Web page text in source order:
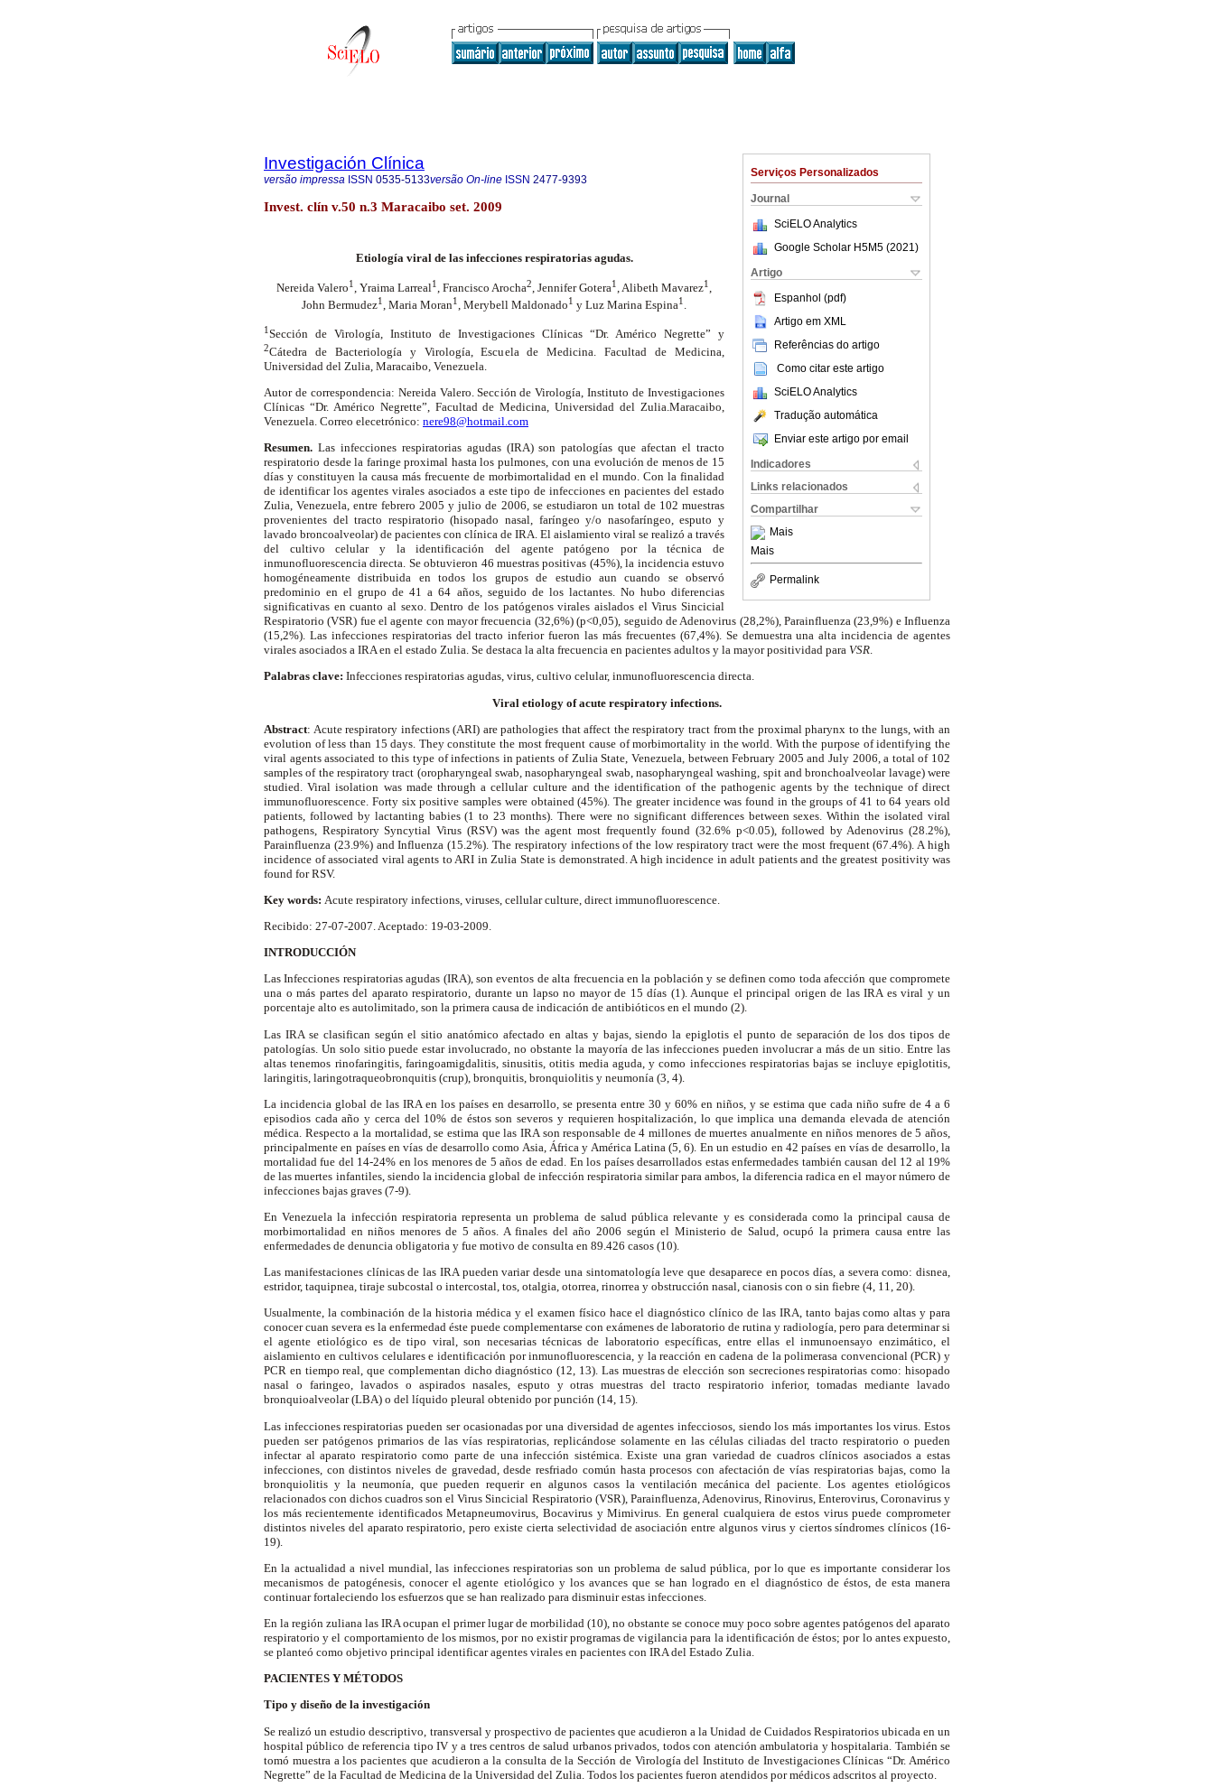
Serviços Personalizados
Journal
SciELO Analytics
Google Scholar H5M5 (2021 )
Artigo
Espanhol (pdf)
Artigo em XML
Referências do artigo
Como citar este artigo
SciELO Analytics
Tradução automática
Enviar este artigo por email
Indicadores
Links relacionados
Compartilhar
Mais
Mais
Permalink
Investigación Clínica
versão impressa ISSN 0535-5133versão On-line ISSN 2477-9393
Invest. clín v.50 n.3 Maracaibo set. 2009
Etiología viral de las infecciones respiratorias agudas.
Nereida Valero1 , Yraima Larreal1 , Francisco Arocha2 , Jennifer Gotera1 , Alibeth Mavarez1
John Bermudez1 , Maria Moran1 , Merybell Maldonado1 y Luz Marina Espina1
1Sección de Virología, Instituto de Investigaciones Clínicas “Dr. Américo Negrette” y
2Cátedra de Bacteriología y Virología, Escuela de Medicina. Facultad de Medicina,
Universidad del Zulia, Maracaibo, Venezuela.
Autor de correspondencia: Nereida Valero. Sección de Virología, Instituto de Investigaciones
Clínicas “Dr. Américo Negrette”, Facultad de Medicina, Universidad del Zulia.Maracaibo,
Venezuela. Correo elecetrónico: nere98@hotmail.com
Resumen. Las infecciones respiratorias agudas (IRA) son patologías que afectan el tracto
respiratorio desde la faringe proximal hasta los pulmones, con una evolución de menos de 15
días y constituyen la causa más frecuente de morbimortalidad en el mundo. Con la finalidad
de identificar los agentes virales asociados a este tipo de infecciones en pacientes del estado
Zulia, Venezuela, entre febrero 2005 y julio de 2006, se estudiaron un total de 102 muestras
provenientes del tracto respiratorio (hisopado nasal, faríngeo y/o nasofaríngeo, esputo y
lavado broncoalveolar) de pacientes con clínica de IRA. El aislamiento viral se realizó a través
del cultivo celular y la identificación del agente patógeno por la técnica de
inmunofluorescencia directa. Se obtuvieron 46 muestras positivas (45%), la incidencia estuvo
homogéneamente distribuida en todos los grupos de estudio aun cuando se observó
predominio en el grupo de 41 a 64 años, seguido de los lactantes. No hubo diferencias
significativas en cuanto al sexo. Dentro de los patógenos virales aislados el Virus Sincicial
Respiratorio (VSR) fue el agente con mayor frecuencia (32,6%) (p<0,05), seguido de Adenovirus (28,2%), Parainfluenza (23,9%) e Influenza
(15,2%). Las infecciones respiratorias del tracto inferior fueron las más frecuentes (67,4%). Se demuestra una alta incidencia de agentes
virales asociados a IRA en el estado Zulia. Se destaca la alta frecuencia en pacientes adultos y la mayor positividad para VSR.
Palabras clave: Infecciones respiratorias agudas, virus, cultivo celular, inmunofluorescencia directa.
Viral etiology of acute respiratory infections.
Abstract: Acute respiratory infections (ARI) are pathologies that affect the respiratory tract from the proximal pharynx to the lungs, with an
evolution of less than 15 days. They constitute the most frequent cause of morbimortality in the world. With the purpose of identifying the
viral agents associated to this type of infections in patients of Zulia State, Venezuela, between February 2005 and July 2006, a total of 102
samples of the respiratory tract (oropharyngeal swab, nasopharyngeal swab, nasopharyngeal washing, spit and bronchoalveolar lavage) were
studied. Viral isolation was made through a cellular culture and the identification of the pathogenic agents by the technique of direct
immunofluorescence. Forty six positive samples were obtained (45%). The greater incidence was found in the groups of 41 to 64 years old
patients, followed by lactanting babies (1 to 23 months). There were no significant differences between sexes. Within the isolated viral
pathogens, Respiratory Syncytial Virus (RSV) was the agent most frequently found (32.6% p<0.05), followed by Adenovirus (28.2%),
Parainfluenza (23.9%) and Influenza (15.2%). The respiratory infections of the low respiratory tract were the most frequent (67.4%). A high
incidence of associated viral agents to ARI in Zulia State is demonstrated. A high incidence in adult patients and the greatest positivity was
found for RSV.
Key words: Acute respiratory infections, viruses, cellular culture, direct immunofluorescence.
Recibido: 27-07-2007. Aceptado: 19-03-2009.
INTRODUCCIÓN
Las Infecciones respiratorias agudas (IRA), son eventos de alta frecuencia en la población y se definen como toda afección que compromete
una o más partes del aparato respiratorio, durante un lapso no mayor de 15 días (1). Aunque el principal origen de las IRA es viral y un
porcentaje alto es autolimitado, son la primera causa de indicación de antibióticos en el mundo (2).
Las IRA se clasifican según el sitio anatómico afectado en altas y bajas, siendo la epiglotis el punto de separación de los dos tipos de
patologías. Un solo sitio puede estar involucrado, no obstante la mayoría de las infecciones pueden involucrar a más de un sitio. Entre las
altas tenemos rinofaringitis, faringoamigdalitis, sinusitis, otitis media aguda, y como infecciones respiratorias bajas se incluye epiglotitis,
laringitis, laringotraqueobronquitis (crup), bronquitis, bronquiolitis y neumonía (3, 4).
La incidencia global de las IRA en los países en desarrollo, se presenta entre 30 y 60% en niños, y se estima que cada niño sufre de 4 a 6
episodios cada año y cerca del 10% de éstos son severos y requieren hospitalización, lo que implica una demanda elevada de atención
médica. Respecto a la mortalidad, se estima que las IRA son responsable de 4 millones de muertes anualmente en niños menores de 5 años,
principalmente en países en vías de desarrollo como Asia, África y América Latina (5, 6). En un estudio en 42 países en vías de desarrollo, la
mortalidad fue del 14-24% en los menores de 5 años de edad. En los países desarrollados estas enfermedades también causan del 12 al 19%
de las muertes infantiles, siendo la incidencia global de infección respiratoria similar para ambos, la diferencia radica en el mayor número de
infecciones bajas graves (7-9).
En Venezuela la infección respiratoria representa un problema de salud pública relevante y es considerada como la principal causa de
morbimortalidad en niños menores de 5 años. A finales del año 2006 según el Ministerio de Salud, ocupó la primera causa entre las
enfermedades de denuncia obligatoria y fue motivo de consulta en 89.426 casos (10).
Las manifestaciones clínicas de las IRA pueden variar desde una sintomatología leve que desaparece en pocos días, a severa como: disnea,
estridor, taquipnea, tiraje subcostal o intercostal, tos, otalgia, otorrea, rinorrea y obstrucción nasal, cianosis con o sin fiebre (4, 11, 20).
Usualmente, la combinación de la historia médica y el examen físico hace el diagnóstico clínico de las IRA, tanto bajas como altas y para
conocer cuan severa es la enfermedad éste puede complementarse con exámenes de laboratorio de rutina y radiología, pero para determinar si
el agente etiológico es de tipo viral, son necesarias técnicas de laboratorio específicas, entre ellas el inmunoensayo enzimático, el
aislamiento en cultivos celulares e identificación por inmunofluorescencia, y la reacción en cadena de la polimerasa convencional (PCR) y
PCR en tiempo real, que complementan dicho diagnóstico (12, 13). Las muestras de elección son secreciones respiratorias como: hisopado
nasal o faringeo, lavados o aspirados nasales, esputo y otras muestras del tracto respiratorio inferior, tomadas mediante lavado
bronquioalveolar (LBA) o del líquido pleural obtenido por punción (14, 15).
Las infecciones respiratorias pueden ser ocasionadas por una diversidad de agentes infecciosos, siendo los más importantes los virus. Estos
pueden ser patógenos primarios de las vías respiratorias, replicándose solamente en las células ciliadas del tracto respiratorio o pueden
infectar al aparato respiratorio como parte de una infección sistémica. Existe una gran variedad de cuadros clínicos asociados a estas
infecciones, con distintos niveles de gravedad, desde resfriado común hasta procesos con afectación de vías respiratorias bajas, como la
bronquiolitis y la neumonía, que pueden requerir en algunos casos la ventilación mecánica del paciente. Los agentes etiológicos
relacionados con dichos cuadros son el Virus Sincicial Respiratorio (VSR), Parainfluenza, Adenovirus, Rinovirus, Enterovirus, Coronavirus y
los más recientemente identificados Metapneumovirus, Bocavirus y Mimivirus. En general cualquiera de estos virus puede comprometer
distintos niveles del aparato respiratorio, pero existe cierta selectividad de asociación entre algunos virus y ciertos síndromes clínicos (16-
19).
En la actualidad a nivel mundial, las infecciones respiratorias son un problema de salud pública, por lo que es importante considerar los
mecanismos de patogénesis, conocer el agente etiológico y los avances que se han logrado en el diagnóstico de éstos, de esta manera
continuar fortaleciendo los esfuerzos que se han realizado para disminuir estas infecciones.
En la región zuliana las IRA ocupan el primer lugar de morbilidad (10), no obstante se conoce muy poco sobre agentes patógenos del aparato
respiratorio y el comportamiento de los mismos, por no existir programas de vigilancia para la identificación de éstos; por lo antes expuesto,
se planteó como objetivo principal identificar agentes virales en pacientes con IRA del Estado Zulia.
PACIENTES Y MÉTODOS
Tipo y diseño de la investigación
Se realizó un estudio descriptivo, transversal y prospectivo de pacientes que acudieron a la Unidad de Cuidados Respiratorios ubicada en un
hospital público de referencia tipo IV y a tres centros de salud urbanos privados, todos con atención ambulatoria y hospitalaria. También se
tomó muestra a los pacientes que acudieron a la consulta de la Sección de Virología del Instituto de Investigaciones Clínicas “Dr. Américo
Negrette” de la Facultad de Medicina de la Universidad del Zulia. Todos los pacientes fueron atendidos por médicos adscritos al proyecto.